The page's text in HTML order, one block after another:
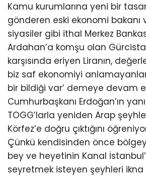
Kamu kurumlarına yeni bir
gönderen eski ekonomi bakanı
siyasiler gibi ithal Merkez
Ardahan’a komşu olan
karşısında eriyen Liranın,
biz saf ekonomiyi
bir bildiği var’ demeye devam
Cumhurbaşkanı Erdoğan’ın
TOGG’larla yeniden Arap
Körfez’e doğru çıktığını
Çünkü kendisinden önce
bey ve heyetinin Kanal
seyretmek isteyen şeyhleri